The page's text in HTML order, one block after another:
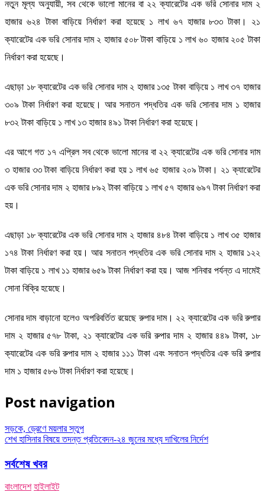
নতুন মূল্য অনুযায়ী, সব থেকে ভালো মানের বা ২২ ক্যারেটের এক ভরি সোনার দাম ২
হাজার ৬২৪ টাকা বাড়িয়ে নির্ধারণ করা হয়েছে ১ লাখ ৬৭ হাজার ৮৩৩ টাকা। ২১
ক্যারেটের এক ভরি সোনার দাম ২ হাজার ৫০৮ টাকা বাড়িয়ে ১ লাখ ৬০ হাজার ২০৫ টাকা
নির্ধারণ করা হয়েছে।
এছাড়া ১৮ ক্যারেটের এক ভরি সোনার দাম ২ হাজার ১৩৫ টাকা বাড়িয়ে ১ লাখ ৩৭ হাজার
৩০৯ টাকা নির্ধারণ করা হয়েছে। আর সনাতন পদ্ধতির এক ভরি সোনার দাম ১ হাজার
৮৩২ টাকা বাড়িয়ে ১ লাখ ১৩ হাজার ৪৯১ টাকা নির্ধারণ করা হয়েছে।
এর আগে গত ১৭ এপ্রিল সব থেকে ভালো মানের বা ২২ ক্যারেটের এক ভরি সোনার দাম
৩ হাজার ৩৩ টাকা বাড়িয়ে নির্ধারণ করা হয় ১ লাখ ৬৫ হাজার ২০৯ টাকা। ২১ ক্যারেটের
এক ভরি সোনার দাম ২ হাজার ৮৯২ টাকা বাড়িয়ে ১ লাখ ৫৭ হাজার ৬৯৭ টাকা নির্ধারণ করা
হয়।
এছাড়া ১৮ ক্যারেটের এক ভরি সোনার দাম ২ হাজার ৪৮৪ টাকা বাড়িয়ে ১ লাখ ৩৫ হাজার
১৭৪ টাকা নির্ধারণ করা হয়। আর সনাতন পদ্ধতির এক ভরি সোনার দাম ২ হাজার ১২২
টাকা বাড়িয়ে ১ লাখ ১১ হাজার ৬৫৯ টাকা নির্ধারণ করা হয়। আজ শনিবার পর্যন্ত এ দামেই
সোনা বিক্রি হয়েছে।
সোনার দাম বাড়ানো হলেও অপরিবর্তিত রয়েছে রুপার দাম। ২২ ক্যারেটের এক ভরি রুপার
দাম ২ হাজার ৫৭৮ টাকা, ২১ ক্যারেটের এক ভরি রুপার দাম ২ হাজার ৪৪৯ টাকা, ১৮
ক্যারেটের এক ভরি রুপার দাম ২ হাজার ১১১ টাকা এবং সনাতন পদ্ধতির এক ভরি রুপার
দাম ১ হাজার ৫৮৬ টাকা নির্ধারণ করা হয়েছে।
Post navigation
সড়কে, ড্রেণে ময়লার স্তুপ
শেখ হাসিনার বিষয়ে তদন্ত প্রতিবেদন-২৪ জুনের মধ্যে দাখিলের নির্দেশ
সর্বশেষ খবর
বাংলাদেশ হাইলাইট